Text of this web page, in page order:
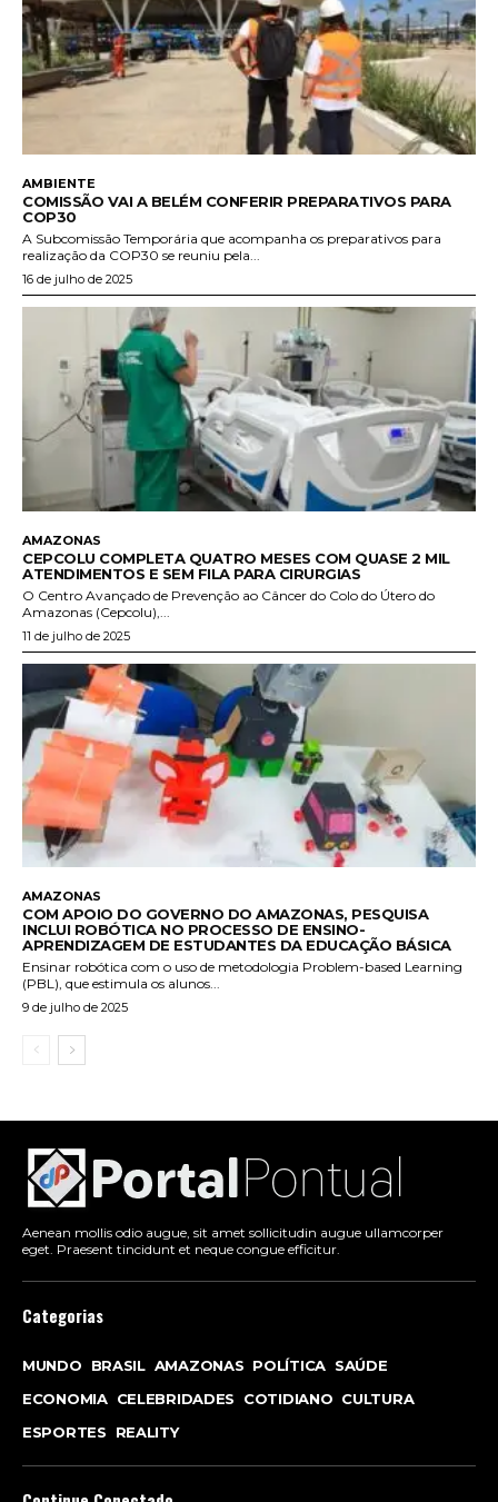
AMBIENTE
COMISSÃO VAI A BELÉM CONFERIR PREPARATIVOS PARA
COP30
A Subcomissão Temporária que acompanha os preparativos para
realização da COP30 se reuniu pela...
16 de julho de 2025
AMAZONAS
CEPCOLU COMPLETA QUATRO MESES COM QUASE 2 MIL
ATENDIMENTOS E SEM FILA PARA CIRURGIAS
O Centro Avançado de Prevenção ao Câncer do Colo do Útero do
Amazonas (Cepcolu),...
11 de julho de 2025
AMAZONAS
COM APOIO DO GOVERNO DO AMAZONAS, PESQUISA
INCLUI ROBÓTICA NO PROCESSO DE ENSINO-
APRENDIZAGEM DE ESTUDANTES DA EDUCAÇÃO BÁSICA
Ensinar robótica com o uso de metodologia Problem-based Learning
(PBL), que estimula os alunos...
9 de julho de 2025
Aenean mollis odio augue, sit amet sollicitudin augue ullamcorper
eget. Praesent tincidunt et neque congue efficitur.
Categorias
MUNDO BRASIL AMAZONAS POLÍTICA SAÚDE
ECONOMIA CELEBRIDADES COTIDIANO CULTURA
ESPORTES
REALITY